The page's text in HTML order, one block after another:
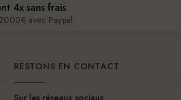
4x sans frais
avec Paypal
RESTONS EN CONTACT